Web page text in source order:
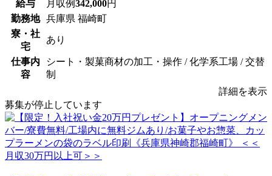
給与 月収例342,000円
勤務地
兵庫県 福崎町
寮・社
宅
あり
仕事内
容
シート・製菓商材の加工・操作 / 化学系工場 / 交替
制
詳細を表示
募集が停止しています